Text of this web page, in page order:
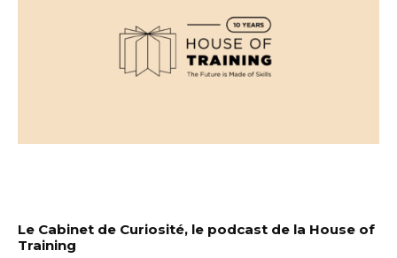
Le Cabinet de Curiosité, le podcast de la House of
Training